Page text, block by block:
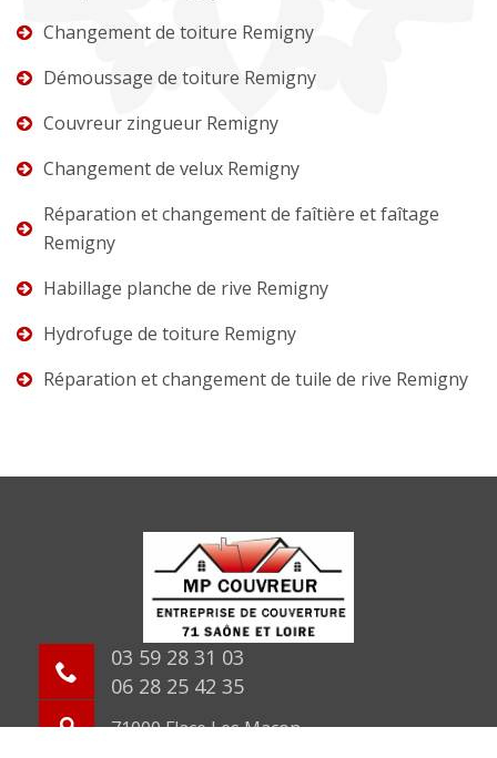
Changement de toiture Remigny
Démoussage de toiture Remigny
Couvreur zingueur Remigny
Changement de velux Remigny
Réparation et changement de faîtière et faîtage
Remigny
Habillage planche de rive Remigny
Hydrofuge de toiture Remigny
Réparation et changement de tuile de rive Remigny
03 59 28 31 03
06 28 25 42 35
71000 Flace Les Macon